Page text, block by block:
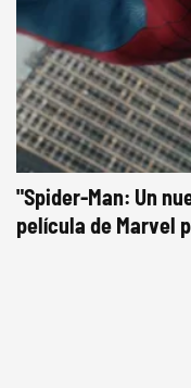
"Spider-Man: Un
película de Marvel